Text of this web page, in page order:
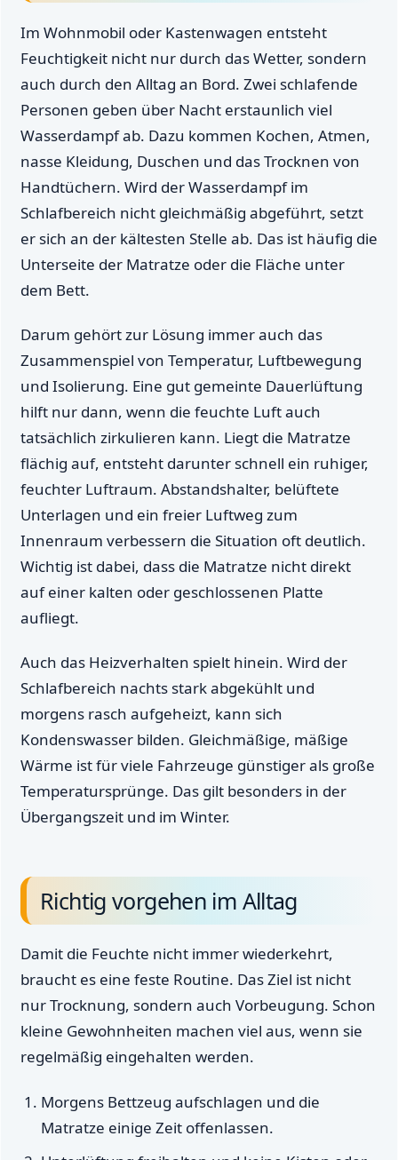
Im Wohnmobil oder Kastenwagen entsteht
Feuchtigkeit nicht nur durch das Wetter, sondern
auch durch den Alltag an Bord. Zwei schlafende
Personen geben über Nacht erstaunlich viel
Wasserdampf ab. Dazu kommen Kochen, Atmen,
nasse Kleidung, Duschen und das Trocknen von
Handtüchern. Wird der Wasserdampf im
Schlafbereich nicht gleichmäßig abgeführt, setzt
er sich an der kältesten Stelle ab. Das ist häufig die
Unterseite der Matratze oder die Fläche unter
dem Bett.
Darum gehört zur Lösung immer auch das
Zusammenspiel von Temperatur, Luftbewegung
und Isolierung. Eine gut gemeinte Dauerlüftung
hilft nur dann, wenn die feuchte Luft auch
tatsächlich zirkulieren kann. Liegt die Matratze
flächig auf, entsteht darunter schnell ein ruhiger,
feuchter Luftraum. Abstandshalter, belüftete
Unterlagen und ein freier Luftweg zum
Innenraum verbessern die Situation oft deutlich.
Wichtig ist dabei, dass die Matratze nicht direkt
auf einer kalten oder geschlossenen Platte
aufliegt.
Auch das Heizverhalten spielt hinein. Wird der
Schlafbereich nachts stark abgekühlt und
morgens rasch aufgeheizt, kann sich
Kondenswasser bilden. Gleichmäßige, mäßige
Wärme ist für viele Fahrzeuge günstiger als große
Temperatursprünge. Das gilt besonders in der
Übergangszeit und im Winter.
Richtig vorgehen im Alltag
Damit die Feuchte nicht immer wiederkehrt,
braucht es eine feste Routine. Das Ziel ist nicht
nur Trocknung, sondern auch Vorbeugung. Schon
kleine Gewohnheiten machen viel aus, wenn sie
regelmäßig eingehalten werden.
Morgens Bettzeug aufschlagen und die
Matratze einige Zeit offenlassen.